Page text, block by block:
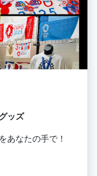
ッズ
あなたの手で！